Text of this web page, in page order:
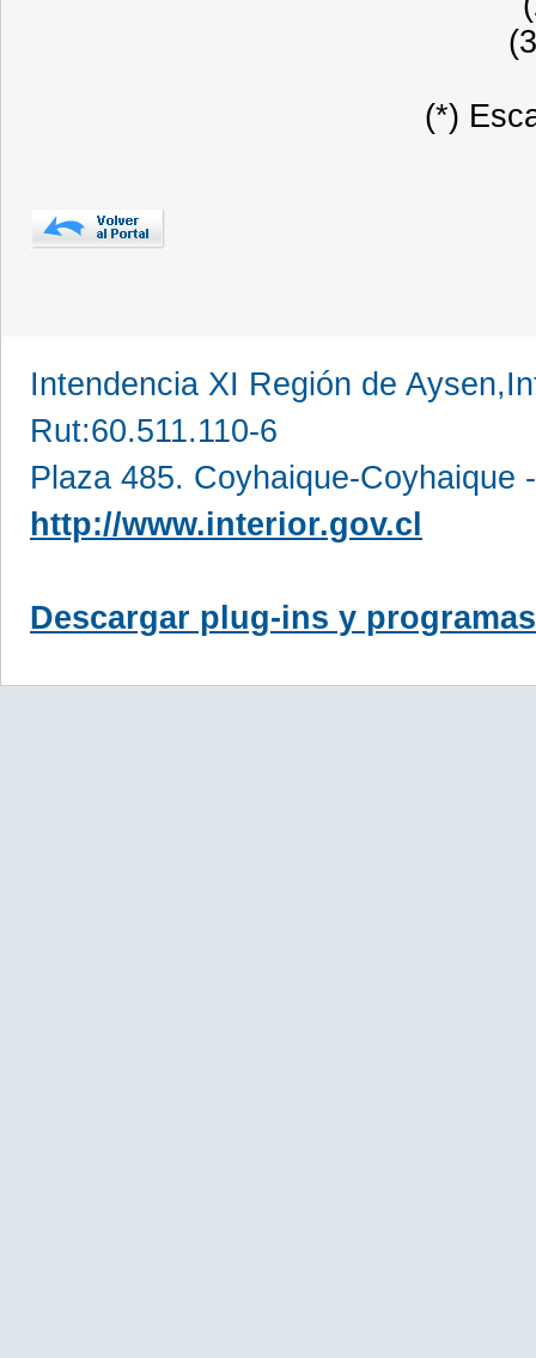
(*)
Intendencia XI Región de
Rut:60.511.110-6
Plaza 485. Coyhaique-Coyhaique
http://www.interior.gov.cl
Descargar plug-ins y